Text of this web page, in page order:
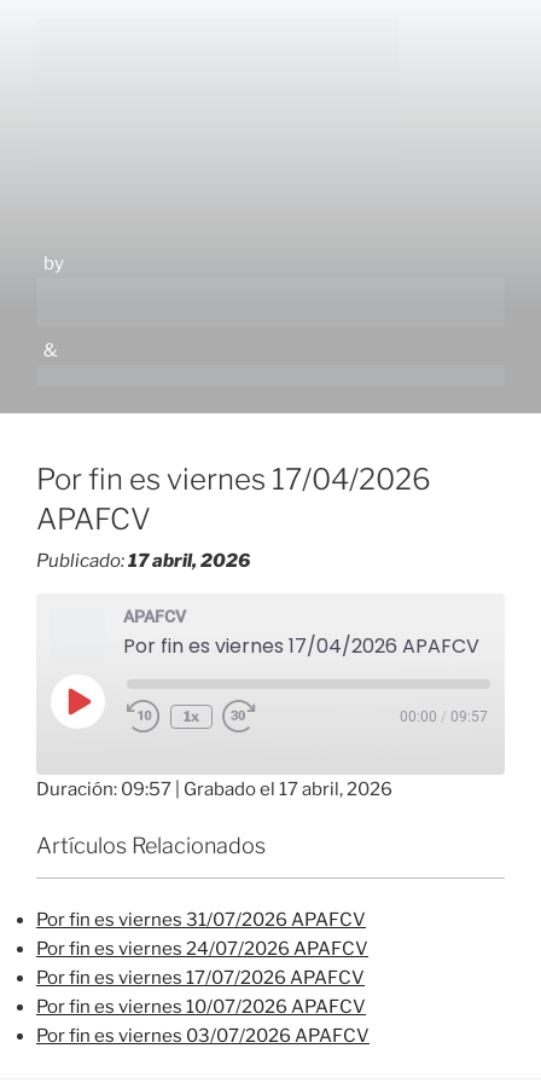
by
&
Por fin es viernes 17/04/2026
APAFCV
Publicado:17 abril, 2026
APAFCV
Por fin es viernes 17/04/2026 APAFCV
Reproducir
episodio
1x 00:00 / 09:57
Duración: 09:57 Grabado el 17 abril, 2026
Artículos Relacionados
Por fin es viernes 31/07/2026 APAFCV
Por fin es viernes 24/07/2026 APAFCV
Por fin es viernes 17/07/2026 APAFCV
Por fin es viernes 10/07/2026 APAFCV
Por fin es viernes 03/07/2026 APAFCV